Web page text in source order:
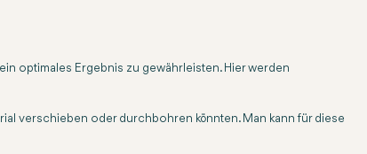
optimales Ergebnis zu gewährleisten. Hier werden
verschieben oder durchbohren könnten. Man kann für diese